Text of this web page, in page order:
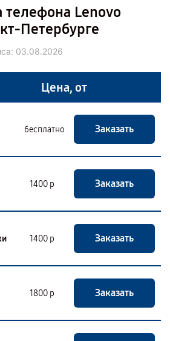
телефона Lenovo
Петербурге
03.08.2026
Цена, от
бесплатно Заказать
1400 р Заказать
1400 р Заказать
1800 р Заказать